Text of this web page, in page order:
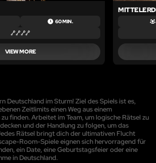
60 MIN.
VIEW MORE
Deutschland im Sturm! Ziel des Spiels ist es,
Zeitlimits einen Weg aus einem
finden. Arbeitet im Team, um logische Rätsel zu
und der Handlung zu folgen, um das
Rätsel bringt dich der ultimativen Flucht
Room-Spiele eignen sich hervorragend für
ein Date, eine Geburtstagsfeier oder eine
in Deutschland.